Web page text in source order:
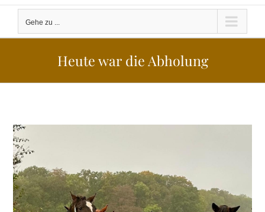
Gehe zu ...
Heute war die Abholung
Zeige
grösseres
Bild